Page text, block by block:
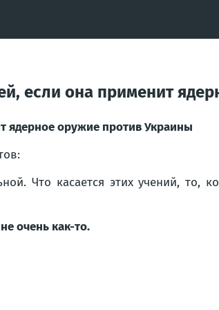
если она применит
ядерное оружие против Украины
Что касается этих учений,
очень как-то.